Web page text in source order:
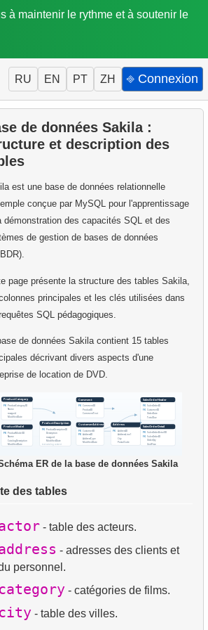
maintenir le rythme et à soutenir le
RU EN PT ZH ⎆ Connexion
de données Sakila :
et description des
est une base de données relationnelle
conçue par MySQL pour l'apprentissage
démonstration des capacités SQL et des
de gestion de bases de données
page présente la structure des tables Sakila,
principales et les clés utilisées dans
SQL pédagogiques.
de données Sakila contient 15 tables
décrivant divers aspects d'une
de location de DVD.
ER de la base de données Sakila
des tables
- table des acteurs.
- adresses des clients et
personnel.
category - catégories de films.
city - table des villes.